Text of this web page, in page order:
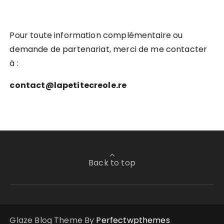
Pour toute information complémentaire ou
demande de partenariat, merci de me contacter
à :
contact@lapetitecreole.re
Back to top
Glaze Blog Theme By Perfectwpthemes